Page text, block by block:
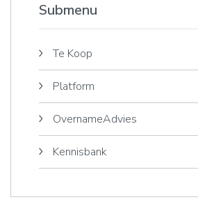
Submenu
Te Koop
Platform
OvernameAdvies
Kennisbank